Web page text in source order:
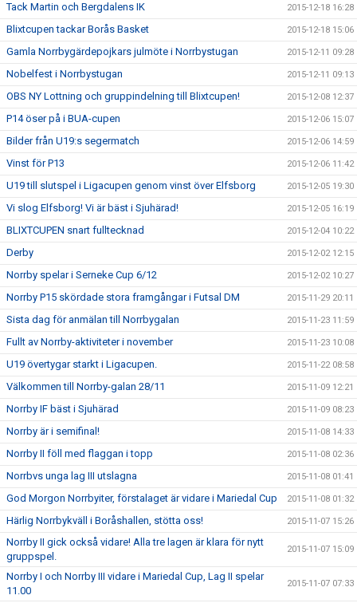
Tack Martin och Bergdalens IK 2015-12-18 16:28
Blixtcupen tackar Borås Basket 2015-12-18 15:06
Gamla Norrbygärdepojkars julmöte i Norrbystugan 2015-12-11 09:28
Nobelfest i Norrbystugan 2015-12-11 09:13
OBS NY Lottning och gruppindelning till Blixtcupen! 2015-12-08 12:37
P14 öser på i BUA-cupen 2015-12-06 15:07
Bilder från U19:s segermatch 2015-12-06 14:59
Vinst för P13 2015-12-06 11:42
U19 till slutspel i Ligacupen genom vinst över Elfsborg 2015-12-05 19:30
Vi slog Elfsborg! Vi är bäst i Sjuhärad! 2015-12-05 16:19
BLIXTCUPEN snart fulltecknad 2015-12-04 10:22
Derby 2015-12-02 12:15
Norrby spelar i Serneke Cup 6/12 2015-12-02 10:27
Norrby P15 skördade stora framgångar i Futsal DM 2015-11-29 20:11
Sista dag för anmälan till Norrbygalan 2015-11-23 11:59
Fullt av Norrby-aktiviteter i november 2015-11-23 10:08
U19 övertygar starkt i Ligacupen. 2015-11-22 08:58
Välkommen till Norrby-galan 28/11 2015-11-09 12:21
Norrby IF bäst i Sjuhärad 2015-11-09 08:23
Norrby är i semifinal! 2015-11-08 14:33
Norrby II föll med flaggan i topp 2015-11-08 02:36
Norrbvs unga lag III utslagna 2015-11-08 01:41
God Morgon Norrbyiter, förstalaget är vidare i Mariedal Cup 2015-11-08 01:32
Härlig Norrbykväll i Boråshallen, stötta oss! 2015-11-07 15:26
Norrby II gick också vidare! Alla tre lagen är klara för nytt
gruppspel.
2015-11-07 15:09
Norrby I och Norrby III vidare i Mariedal Cup, Lag II spelar
11.00
2015-11-07 07:33